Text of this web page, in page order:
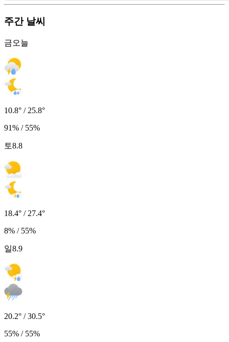
주간 날씨
금오늘
10.8° / 25.8°
91% / 55%
토8.8
18.4° / 27.4°
8% / 55%
일8.9
20.2° / 30.5°
55% / 55%